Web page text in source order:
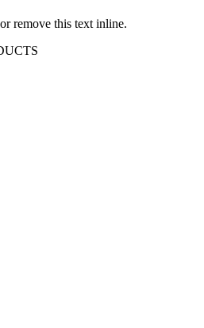
remove this text inline.